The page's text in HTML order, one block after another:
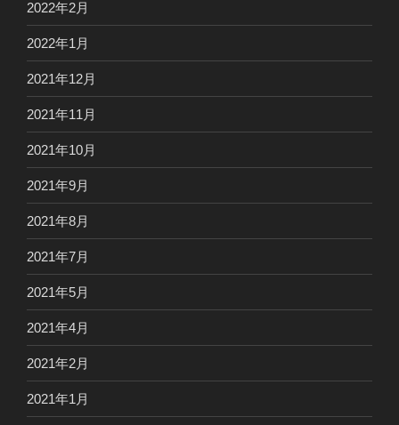
2022年2月
2022年1月
2021年12月
2021年11月
2021年10月
2021年9月
2021年8月
2021年7月
2021年5月
2021年4月
2021年2月
2021年1月